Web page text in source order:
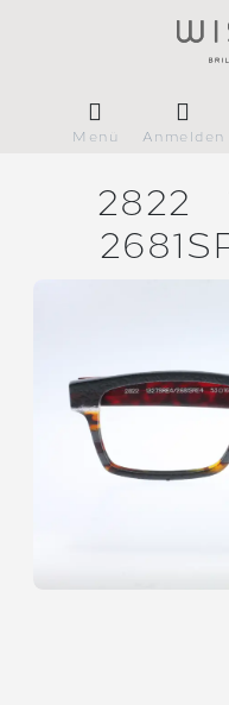
Menü Anmelden
2822